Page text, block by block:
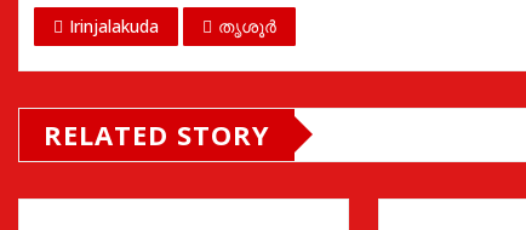
Irinjalakuda തൃശൂർ
RELATED STORY